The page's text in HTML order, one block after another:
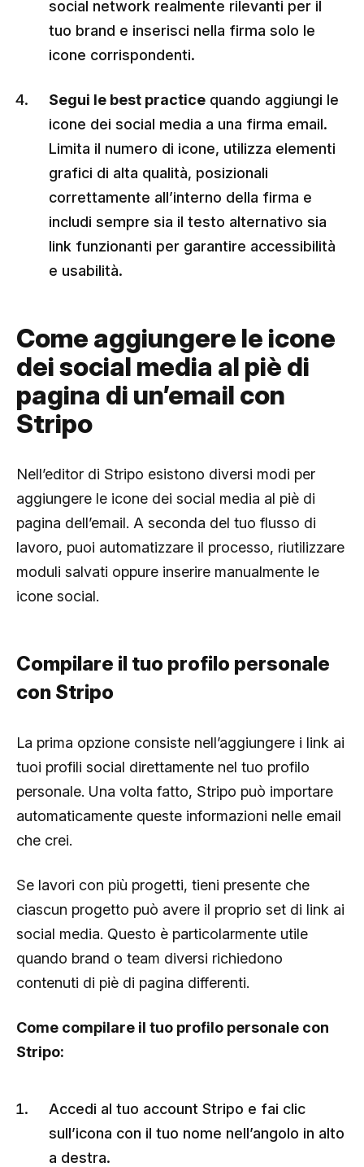
social network realmente rilevanti per il
tuo brand e inserisci nella firma solo le
icone corrispondenti.
Segui le best practice quando aggiungi le
icone dei social media a una firma email.
Limita il numero di icone, utilizza elementi
grafici di alta qualità, posizionali
correttamente all’interno della firma e
includi sempre sia il testo alternativo sia
link funzionanti per garantire accessibilità
e usabilità.
Come aggiungere le icone
dei social media al piè di
pagina di un’email con
Stripo
Nell’editor di Stripo esistono diversi modi per
aggiungere le icone dei social media al piè di
pagina dell’email. A seconda del tuo flusso di
lavoro, puoi automatizzare il processo, riutilizzare
moduli salvati oppure inserire manualmente le
icone social.
Compilare il tuo profilo personale
con Stripo
La prima opzione consiste nell’aggiungere i link ai
tuoi profili social direttamente nel tuo profilo
personale. Una volta fatto, Stripo può importare
automaticamente queste informazioni nelle email
che crei.
Se lavori con più progetti, tieni presente che
ciascun progetto può avere il proprio set di link ai
social media. Questo è particolarmente utile
quando brand o team diversi richiedono
contenuti di piè di pagina differenti.
Come compilare il tuo profilo personale con
Stripo:
Accedi al tuo account Stripo e fai clic
sull’icona con il tuo nome nell’angolo in alto
a destra.